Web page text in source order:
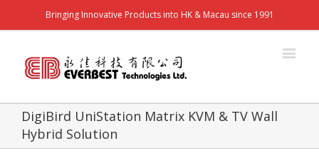
Bringing Innovative Products into HK & Macau since 1991
DigiBird UniStation Matrix KVM & TV Wall
Hybrid Solution